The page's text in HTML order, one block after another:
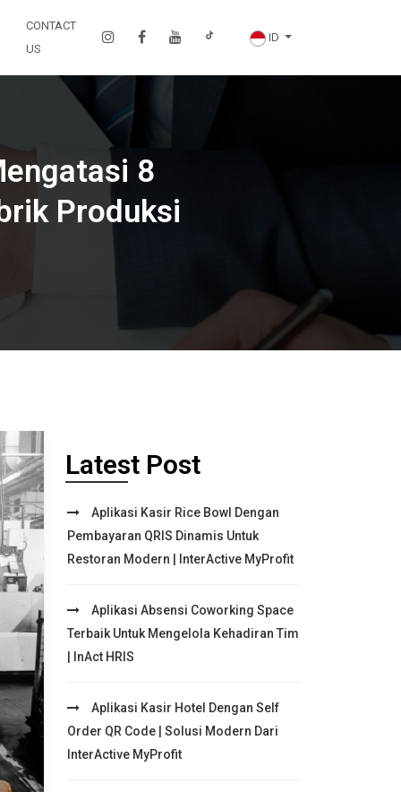
CONTACT
US
ID
8
Produksi
Latest Post
Aplikasi Kasir Rice Bowl Dengan
Pembayaran QRIS Dinamis Untuk
Restoran Modern | InterActive MyProfit
Aplikasi Absensi Coworking Space
Terbaik Untuk Mengelola Kehadiran Tim
| InAct HRIS
Aplikasi Kasir Hotel Dengan Self
Order QR Code | Solusi Modern Dari
InterActive MyProfit